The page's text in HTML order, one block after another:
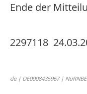
Ende der
2297118
de | DE0008435967 |